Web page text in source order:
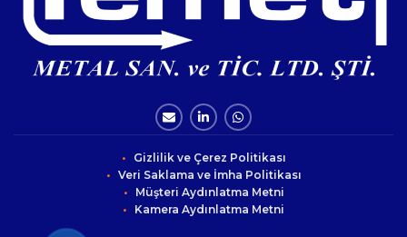
Gizlilik ve Çerez Politikası
Veri Saklama ve İmha Politikası
Müşteri Aydınlatma Metni
Kamera Aydınlatma Metni